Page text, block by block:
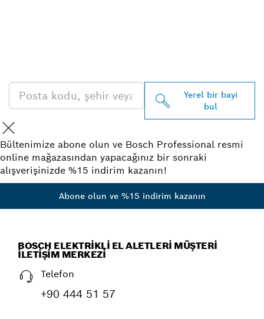
Yerel bir bayi
bul
Bültenimize abone olun ve Bosch Professional resmi
online mağazasından yapacağınız bir sonraki
alışverişinizde %15 indirim kazanın!
Abone olun ve %15 indirim kazanın
BOSCH ELEKTRIKLI EL ALETLERI MÜŞTERI
İLETIŞIM MERKEZI
Telefon
+90 444 51 57